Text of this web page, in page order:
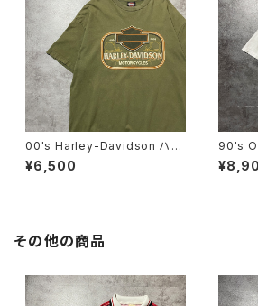
00's Harley-Davidson ハー
レーダビッドソン 両面プリン
ト イーグル コピーライト200
¥6,500
90's ONEITA
N FINS
ント ス
その他の商品